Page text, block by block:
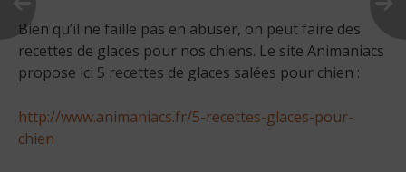
Bien qu’il ne faille pas en abuser, on peut faire des
recettes de glaces pour nos chiens. Le site Animaniacs
propose ici 5 recettes de glaces salées pour chien :
http://www.animaniacs.fr/5-recettes-glaces-pour-
chien